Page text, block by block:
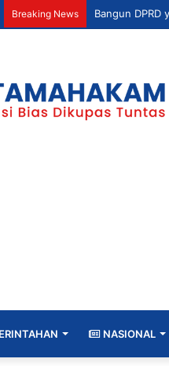
Breaking News
NASIONAL